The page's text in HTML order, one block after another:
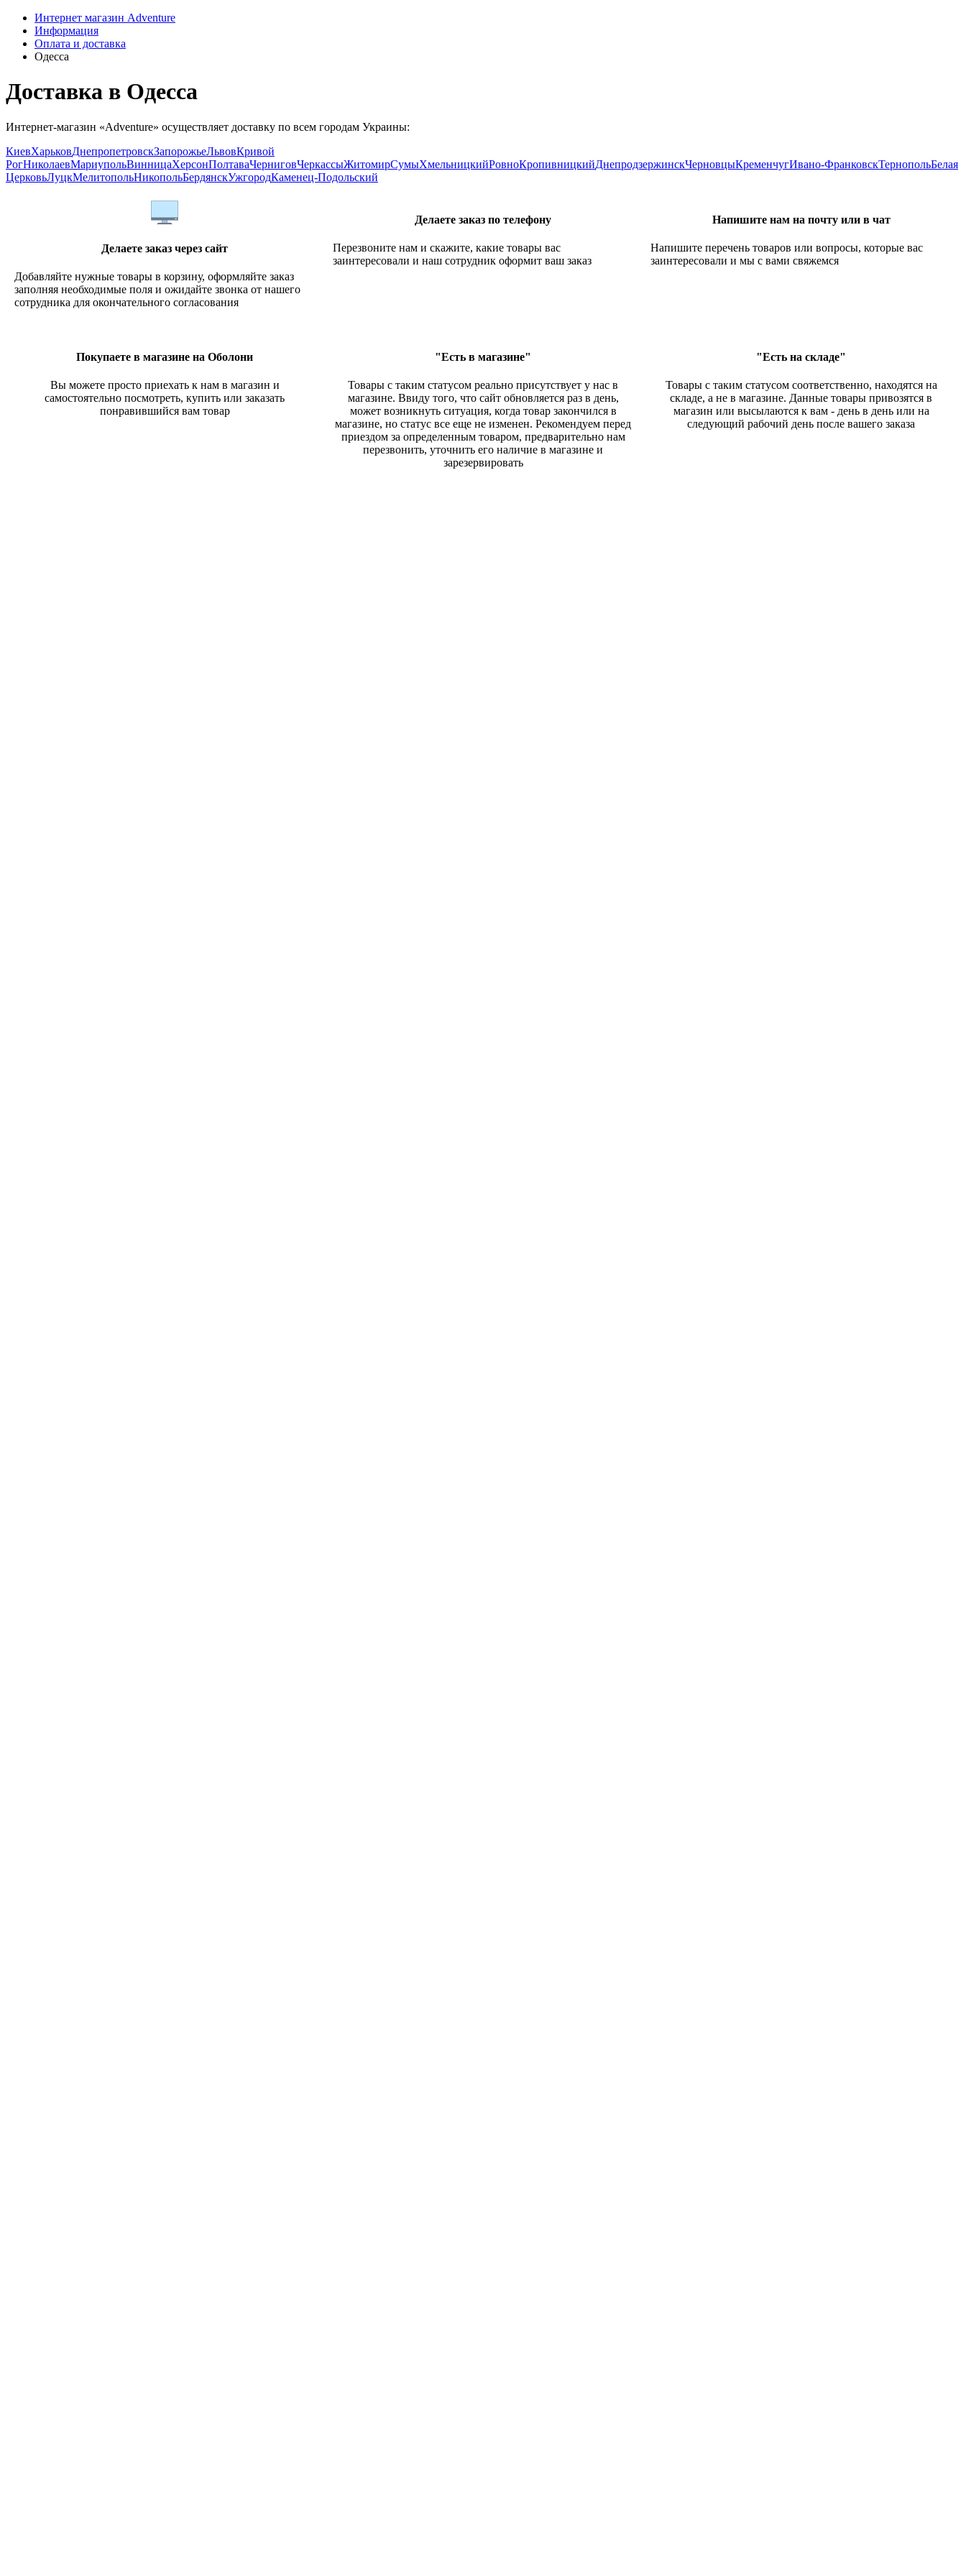
Интернет магазин Adventure
Информация
Оплата и доставка
Одесса
Доставка в Одесса
Интернет-магазин «Adventure» осуществляет доставку по всем городам Украины:
КиевХарьковДнепропетровскЗапорожьеЛьвовКривой
РогНиколаевМариупольВинницаХерсонПолтаваЧерниговЧеркассыЖитомирСумыХмельницкийРовноКропивницкийДнепродзержинскЧерновцыКременчугИвано-ФранковскТернопольБелая
ЦерковьЛуцкМелитопольНикопольБердянскУжгородКаменец-Подольский
Делаете заказ через сайт
Добавляйте нужные товары в корзину, оформляйте заказ
заполняя необходимые поля и ожидайте звонка от нашего
сотрудника для окончательного согласования
Делаете заказ по телефону
Перезвоните нам и скажите, какие товары вас
заинтересовали и наш сотрудник оформит ваш заказ
Напишите нам на почту или в чат
Напишите перечень товаров или вопросы, которые вас
заинтересовали и мы с вами свяжемся
Покупаете в магазине на Оболони
Вы можете просто приехать к нам в магазин и
самостоятельно посмотреть, купить или заказать
понравившийся вам товар
"Есть в магазине"
Товары с таким статусом реально присутствует у нас в
магазине. Ввиду того, что сайт обновляется раз в день,
может возникнуть ситуация, когда товар закончился в
магазине, но статус все еще не изменен. Рекомендуем перед
приездом за определенным товаром, предварительно нам
перезвонить, уточнить его наличие в магазине и
зарезервировать
"Есть на складе"
Товары с таким статусом соответственно, находятся на
складе, а не в магазине. Данные товары привозятся в
магазин или высылаются к вам - день в день или на
следующий рабочий день после вашего заказа